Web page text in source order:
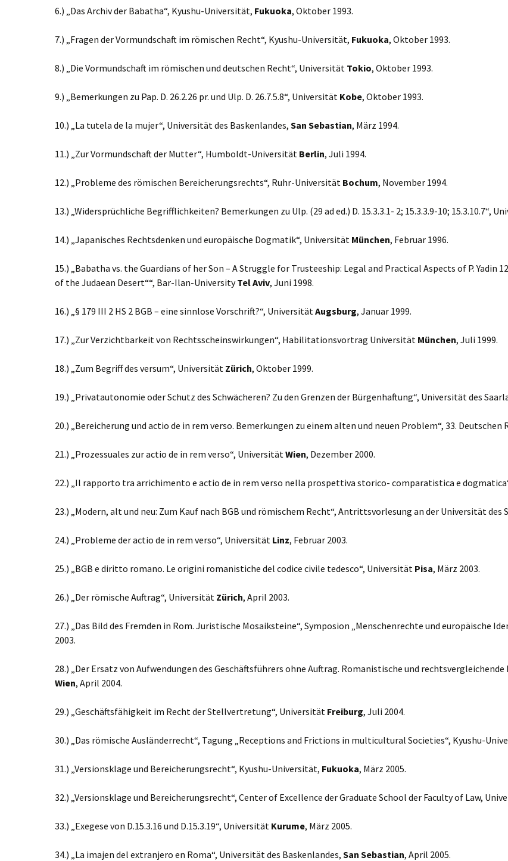
6.) „Das Archiv der Babatha“, Kyushu-Universität, Fukuoka, Oktober 1993.
7.) „Fragen der Vormundschaft im römischen Recht“, Kyushu-Universität, Fukuoka, Oktober 1993.
8.) „Die Vormundschaft im römischen und deutschen Recht“, Universität Tokio, Oktober 1993.
9.) „Bemerkungen zu Pap. D. 26.2.26 pr. und Ulp. D. 26.7.5.8“, Universität Kobe, Oktober 1993.
10.) „La tutela de la mujer“, Universität des Baskenlandes, San Sebastian, März 1994.
11.) „Zur Vormundschaft der Mutter“, Humboldt-Universität Berlin, Juli 1994.
12.) „Probleme des römischen Bereicherungsrechts“, Ruhr-Universität Bochum, November 1994.
13.) „Widersprüchliche Begrifflichkeiten? Bemerkungen zu Ulp. (29 ad ed.) D. 15.3.3.1- 2; 15.3.3.9-10; 15.3.10.7“,
14.) „Japanisches Rechtsdenken und europäische Dogmatik“, Universität München, Februar 1996.
15.) „Babatha vs. the Guardians of her Son – A Struggle for Trusteeship: Legal and Practical Aspects of P. Yadin
of the Judaean Desert““, Bar-Ilan-UniversityTel Aviv, Juni 1998.
16.) „§ 179 III 2 HS 2 BGB – eine sinnlose Vorschrift?“, UniversitätAugsburg, Januar 1999.
17.) „Zur Verzichtbarkeit von Rechtsscheinswirkungen“, Habilitationsvortrag Universität München, Juli 1999.
18.) „Zum Begriff des versum“, Universität Zürich, Oktober 1999.
19.) „Privatautonomie oder Schutz des Schwächeren? Zu den Grenzen der Bürgenhaftung“, Universität des
20.) „Bereicherung und actio de in rem verso. Bemerkungen zu einem alten und neuen Problem“, 33.
21.) „Prozessuales zur actio de in rem verso“, UniversitätWien, Dezember 2000.
22.) „Il rapporto tra arrichimento e actio de in rem verso nella prospettiva storico- comparatistica e
23.) „Modern, alt und neu: Zum Kauf nach BGB und römischem Recht“, Antrittsvorlesung an der Universität des
24.) „Probleme der actio de in rem verso“, Universität Linz, Februar 2003.
25.) „BGB e diritto romano. Le origini romanistiche del codice civile tedesco“, Universität Pisa, März 2003.
26.) „Der römische Auftrag“, Universität Zürich, April 2003.
27.) „Das Bild des Fremden in Rom. Juristische Mosaiksteine“, Symposion „Menschenrechte und europäische
2003.
28.) „Der Ersatz von Aufwendungen des Geschäftsführers ohne Auftrag. Romanistische und rechtsvergleichende
Wien, April 2004.
29.) „Geschäftsfähigkeit im Recht der Stellvertretung“, Universität Freiburg, Juli 2004.
30.) „Das römische Ausländerrecht“, Tagung „Receptions and Frictions in multicultural Societies“, Kyushu-
31.) „Versionsklage und Bereicherungsrecht“, Kyushu-Universität, Fukuoka, März 2005.
32.) „Versionsklage und Bereicherungsrecht“, Center of Excellence der Graduate School der Faculty of Law,
33.) „Exegese von D.15.3.16 und D.15.3.19“, Universität Kurume, März 2005.
34.) „La imajen del extranjero en Roma“, Universität des Baskenlandes, San Sebastian, April 2005.